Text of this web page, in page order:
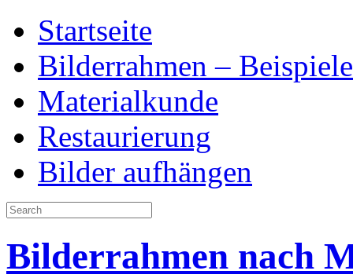
Startseite
Bilderrahmen – Beispiele
Materialkunde
Restaurierung
Bilder aufhängen
Bilderrahmen nach